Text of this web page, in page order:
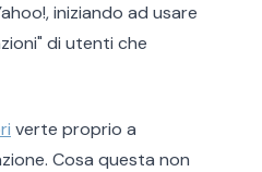
iniziando ad usare
di utenti che
verte proprio a
Cosa questa non